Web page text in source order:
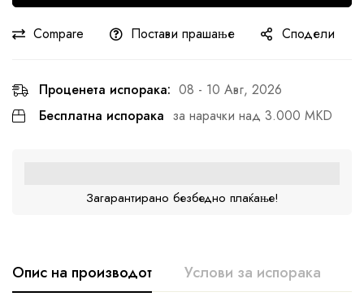
Compare Постави прашање Сподели
Проценета испорака: 08 - 10 Авг, 2026
Бесплатна испорака за нарачки над 3.000 MKD
Загарантирано безбедно плаќање!
Опис на производот Услови за испорака